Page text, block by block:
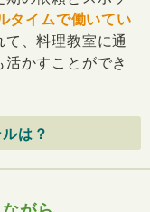
タイムで働いてい
、料理教室に通
かすことができ
は？